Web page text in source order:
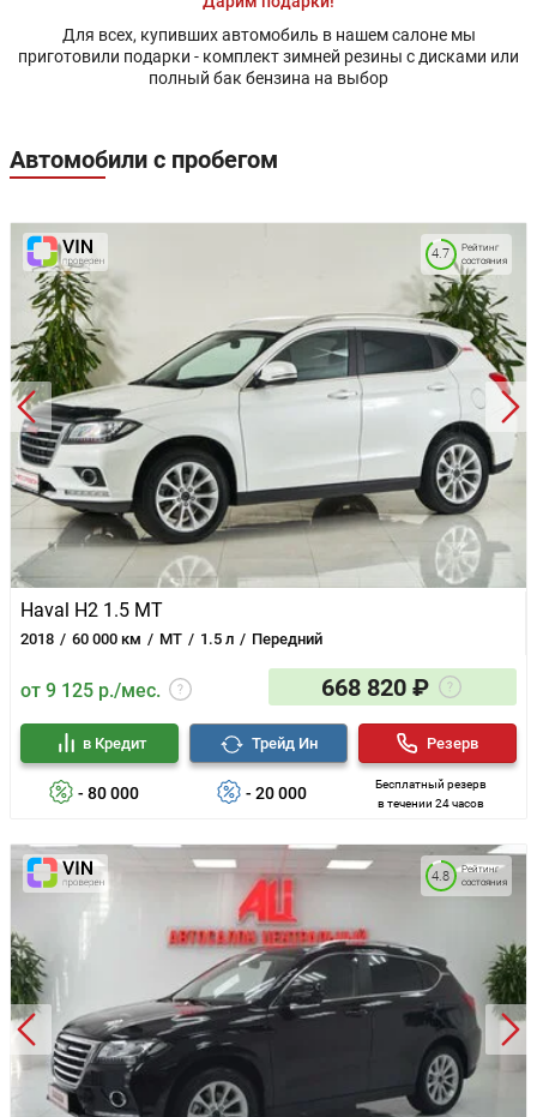
Для всех, купивших автомобиль в нашем салоне мы
приготовили подарки - комплект зимней резины с дисками или
полный бак бензина на выбор
Автомобили с пробегом
Haval H2 1.5 MT
2018 60 000 км MT 1.5 л Передний
Рейтинг
состояния
4.7
от 9 125 р./мес. 668 820 ₽
- 80 000
в Кредит
- 20 000
Трейд Ин
Бесплатный резерв
в течении 24 часов
Резерв
Рейтинг
состояния
4.8